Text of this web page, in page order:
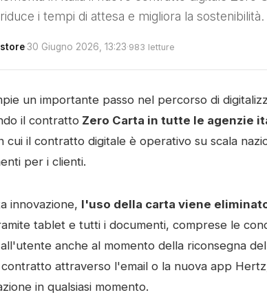
i tempi di attesa e migliora la sostenibilità.
·30 Giugno 2026, 13:23·983 letture
un importante passo nel percorso di
il contratto Zero Carta in tutte le agenzie
cui il contratto digitale è operativo su scala
per i clienti.
innovazione, l'uso della carta viene
tablet e tutti i documenti, comprese le
anche al momento della riconsegna
attraverso l'email o la nuova app
in qualsiasi momento.